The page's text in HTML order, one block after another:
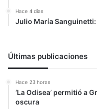
Hace 4 días
Julio María
Últimas publicaciones
Hace 23 horas
‘La Odisea’ permitió a
oscura